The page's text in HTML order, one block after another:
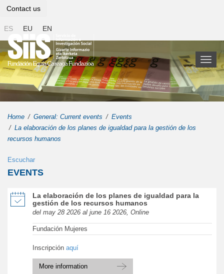
Contact us
ES EU EN
Toggle
Home General: Current events
Events
La elaboración de los planes de igualdad para la gestión de los
recursos humanos
Escuchar
EVENTS
La elaboración de los planes de igualdad para la
gestión de los recursos humanos
del may 28 2026 al june 16 2026, Online
Fundación Mujeres
Inscripción aquí
More information
of La elaboración de los planes de igualdad para la gestión de los